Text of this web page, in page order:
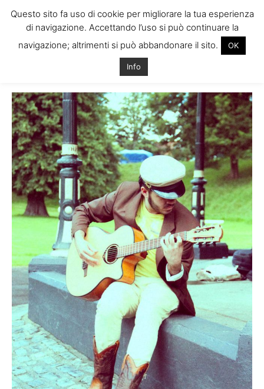
Tag: julyo photosonic
Questo sito fa uso di cookie per migliorare la tua esperienza
di navigazione. Accettando l’uso si può continuare la
navigazione; altrimenti si può abbandonare il sito.
OK
Info